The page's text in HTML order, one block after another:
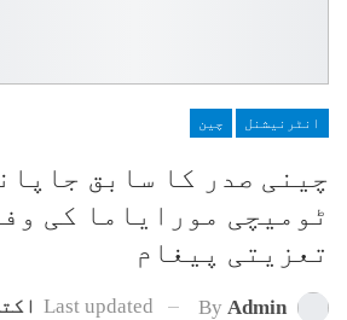
انٹرنیشنل چین
چینی صدر کا سابق
ٹومیچی مورایاما کی
تعزیتی پیغام
By Admin
Last updated اکتوبر